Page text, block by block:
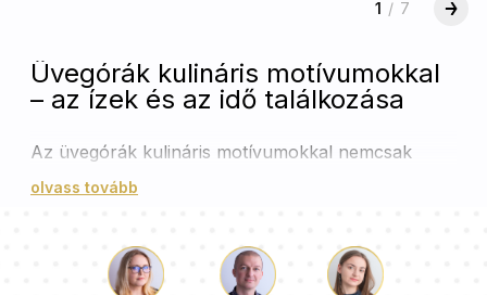
1 / 7
Üvegórák kulináris motívumokkal
– az ízek és az idő találkozása
Az üvegórák kulináris motívumokkal nemcsak
esztétikusak, hanem praktikusak is. A különböző
bármilyen enteriőrbe illeszkedjenek, legyen szó a
konyháról, étkezőről, vagy akár egy modern
olvass tovább